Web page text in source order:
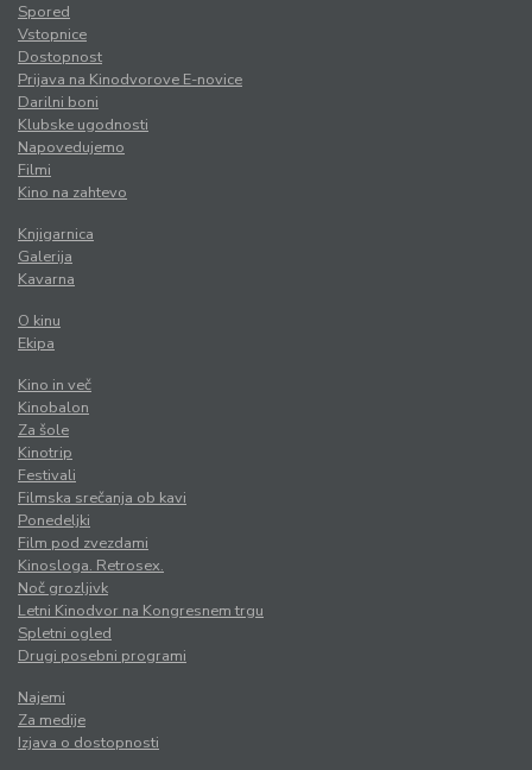
Spored
Vstopnice
Dostopnost
Prijava na Kinodvorove E-novice
Darilni boni
Klubske ugodnosti
Napovedujemo
Filmi
Kino na zahtevo
Knjigarnica
Galerija
Kavarna
O kinu
Ekipa
Kino in več
Kinobalon
Za šole
Kinotrip
Festivali
Filmska srečanja ob kavi
Ponedeljki
Film pod zvezdami
Kinosloga. Retrosex.
Noč grozljivk
Letni Kinodvor na Kongresnem trgu
Spletni ogled
Drugi posebni programi
Najemi
Za medije
Izjava o dostopnosti